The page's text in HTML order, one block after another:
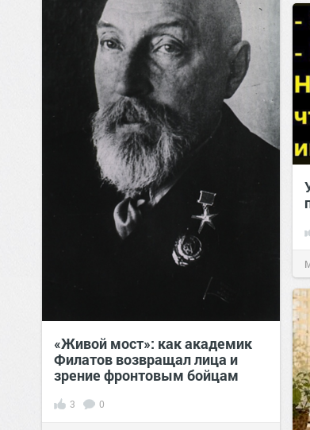
«Живой мост»: как академик
Филатов возвращал лица и
зрение фронтовым бойцам
3 0